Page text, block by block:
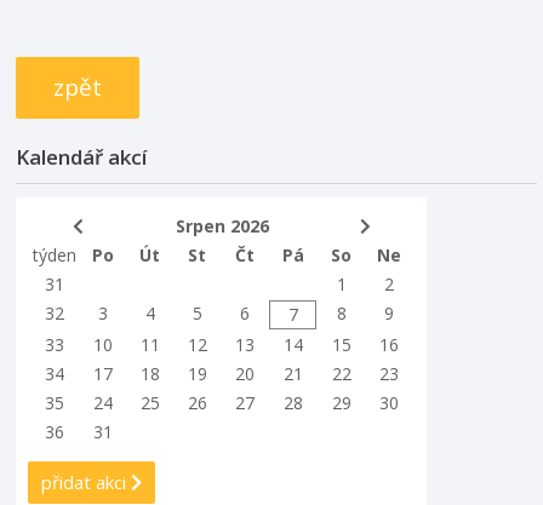
zpět
Kalendář akcí
Srpen 2026
týden
Po Út St Čt Pá So
Ne
31
1
2
32
3 4 5 6 7 8
9
33
10 11 12 13 14 15
16
34
17 18 19 20 21 22
23
35
24 25 26 27 28 29
30
36
31
přidat akci